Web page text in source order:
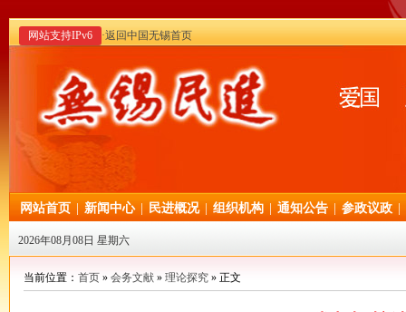
网站支持IPv6 ·返回中国无锡首页
网站首页 新闻中心 民进概况 组织机构 通知公告 参政议政
2026年08月08日 星期六
当前位置： 首页 » 会务文献 » 理论探究 » 正文